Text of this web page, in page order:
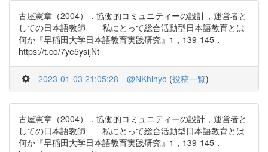
古屋憲章（2004）．協働的コミュニティーの設計，運営者と
しての日本語教師――私にとって総合活動型日本語教育とは
何か『早稲田大学日本語教育実践研究』1，139-145．
https://t.co/7ye5ysijNt
2023-01-03 21:05:28 @NKhihyo (投稿一覧)
古屋憲章（2004）．協働的コミュニティーの設計，運営者と
しての日本語教師――私にとって総合活動型日本語教育とは
何か『早稲田大学日本語教育実践研究』1，139-145．